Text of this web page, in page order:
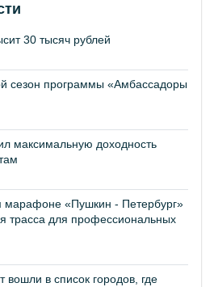
30 тысяч рублей
сезон программы «Амбассадоры
максимальную доходность
марафоне «Пушкин - Петербург»
трасса для профессиональных
вошли в список городов, где